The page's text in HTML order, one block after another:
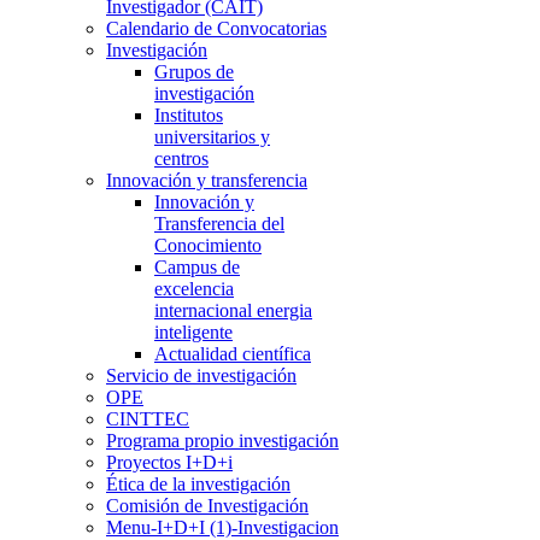
Investigador (CAIT)
Calendario de Convocatorias
Investigación
Grupos de
investigación
Institutos
universitarios y
centros
Innovación y transferencia
Innovación y
Transferencia del
Conocimiento
Campus de
excelencia
internacional energia
inteligente
Actualidad científica
Servicio de investigación
OPE
CINTTEC
Programa propio investigación
Proyectos I+D+i
Ética de la investigación
Comisión de Investigación
Menu-I+D+I (1)-Investigacion